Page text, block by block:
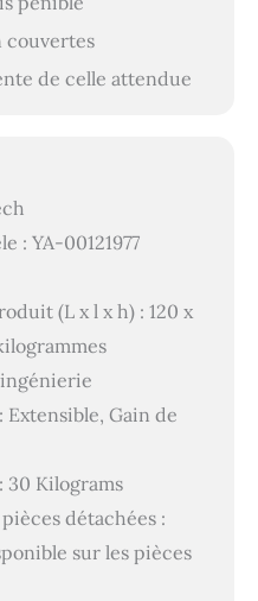
couvertes
de celle attendue
: YA-00121977
(L x l x h) : 120 x
Gain de
30 Kilograms
détachées :
sur les pièces